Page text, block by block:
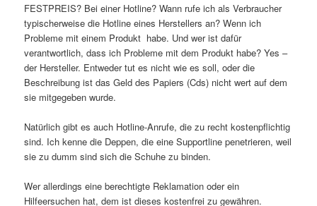
FESTPREIS? Bei einer Hotline? Wann rufe ich als Verbraucher
typischerweise die Hotline eines Herstellers an? Wenn ich
Probleme mit einem Produkt habe. Und wer ist dafür
verantwortlich, dass ich Probleme mit dem Produkt habe? Yes –
der Hersteller. Entweder tut es nicht wie es soll, oder die
Beschreibung ist das Geld des Papiers (Cds) nicht wert auf dem
sie mitgegeben wurde.
Natürlich gibt es auch Hotline-Anrufe, die zu recht kostenpflichtig
sind. Ich kenne die Deppen, die eine Supportline penetrieren, weil
sie zu dumm sind sich die Schuhe zu binden.
Wer allerdings eine berechtigte Reklamation oder ein
Hilfeersuchen hat, dem ist dieses kostenfrei zu gewähren.